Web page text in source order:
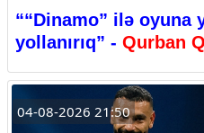
““Dinamo” ilə oyuna
yollanırıq” - Qurban
04-08-2026 21:50